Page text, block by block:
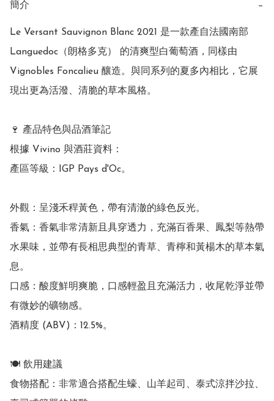
簡介 −
Le Versant Sauvignon Blanc 2021 是一款產自法國南部
Languedoc（朗格多克） 的清爽型白葡萄酒，同樣由
Vignobles Foncalieu 釀造。與同系列的夏多內相比，它展
現出更為活潑、清脆的草本風格。
🍷 產品特色與品酒筆記
根據 Vivino 與酒莊資料：
產區等級：IGP Pays d'Oc。
外觀：呈淺禾稈黃色，帶有清澈的綠色反光。
香氣：香氣非常清新且具穿透力，充滿百香果、鳳梨等熱帶
水果味，並帶有長相思典型的青草、青檸和黃楊木的草本氣
息。
口感：酸度鮮明爽脆，口感輕盈且充滿活力，收尾乾淨並帶
有微妙的礦物感。
酒精度 (ABV)：12.5%。
🍽️ 飲用建議
食物搭配：非常適合搭配生蠔、山羊起司、泰式涼拌沙拉、